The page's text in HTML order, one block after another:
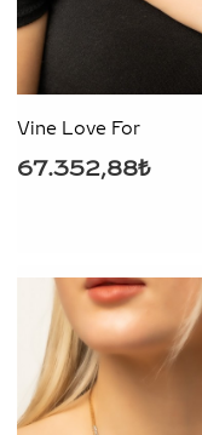
Vine Love For
67.352,88₺